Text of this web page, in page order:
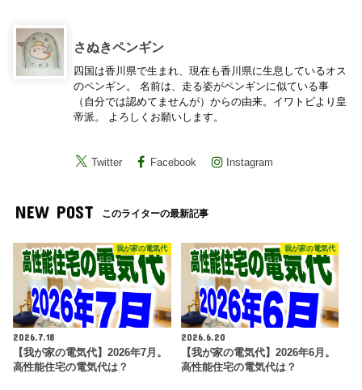
さぬきペンギン
四国は香川県で生まれ、現在も香川県に生息しているオス
のペンギン。 名前は、走る姿がペンギンに似ている事
（自分では認めてませんが）からの由来。イワトビより皇
帝派。 よろしくお願いします。
Twitter Facebook Instagram
NEW POST このライターの最新記事
我が家の電気代
2026.7.18
【我が家の電気代】2026年7月。
高性能住宅の電気代は？
我が家の電気代
2026.6.20
【我が家の電気代】2026年6月。
高性能住宅の電気代は？